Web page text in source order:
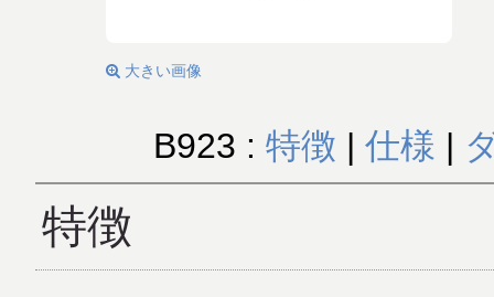
大きい画像
B923 : 特徴 | 仕様 |
特徴